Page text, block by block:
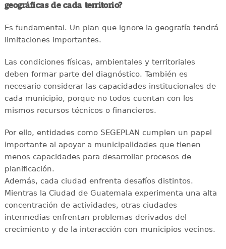
geográficas de cada territorio?
Es fundamental. Un plan que ignore la geografía tendrá
limitaciones importantes.
Las condiciones físicas, ambientales y territoriales
deben formar parte del diagnóstico. También es
necesario considerar las capacidades institucionales de
cada municipio, porque no todos cuentan con los
mismos recursos técnicos o financieros.
Por ello, entidades como SEGEPLAN cumplen un papel
importante al apoyar a municipalidades que tienen
menos capacidades para desarrollar procesos de
planificación.
Además, cada ciudad enfrenta desafíos distintos.
Mientras la Ciudad de Guatemala experimenta una alta
concentración de actividades, otras ciudades
intermedias enfrentan problemas derivados del
crecimiento y de la interacción con municipios vecinos.